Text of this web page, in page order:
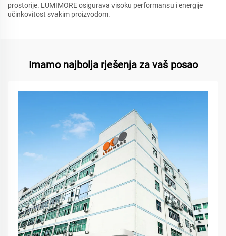
prostorije. LUMIMORE osigurava visoku performansu i energije
učinkovitost svakim proizvodom.
Imamo najbolja rješenja za vaš posao